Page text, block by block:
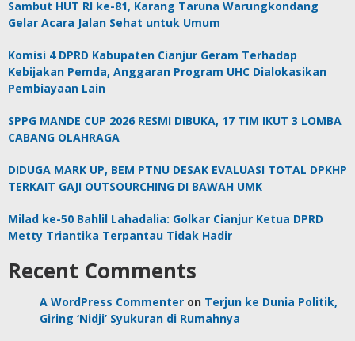
Sambut HUT RI ke-81, Karang Taruna Warungkondang
Gelar Acara Jalan Sehat untuk Umum
Komisi 4 DPRD Kabupaten Cianjur Geram Terhadap
Kebijakan Pemda, Anggaran Program UHC Dialokasikan
Pembiayaan Lain
SPPG MANDE CUP 2026 RESMI DIBUKA, 17 TIM IKUT 3 LOMBA
CABANG OLAHRAGA
DIDUGA MARK UP, BEM PTNU DESAK EVALUASI TOTAL DPKHP
TERKAIT GAJI OUTSOURCHING DI BAWAH UMK
Milad ke-50 Bahlil Lahadalia: Golkar Cianjur Ketua DPRD
Metty Triantika Terpantau Tidak Hadir
Recent Comments
A WordPress Commenter on Terjun ke Dunia Politik,
Giring ‘Nidji’ Syukuran di Rumahnya